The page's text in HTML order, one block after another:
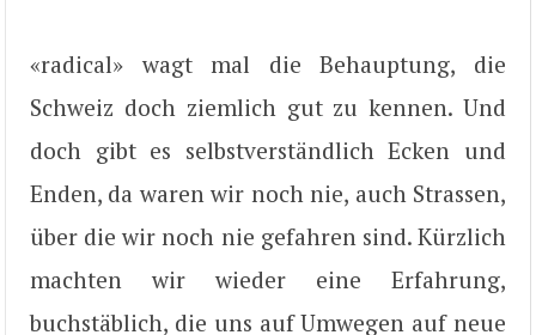
«radical» wagt mal die Behauptung, die
Schweiz doch ziemlich gut zu kennen. Und
doch gibt es selbstverständlich Ecken und
Enden, da waren wir noch nie, auch Strassen,
über die wir noch nie gefahren sind. Kürzlich
machten wir wieder eine Erfahrung,
buchstäblich, die uns auf Umwegen auf neue